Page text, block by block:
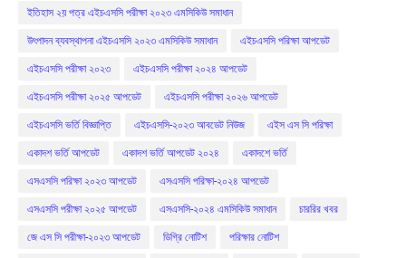
ইতিহাস ২য় পত্র এইচএসসি পরীক্ষা ২০২৩ এমসিকিউ সমাধান
উৎপাদন ব্যবস্থাপনা এইচএসসি ২০২৩ এমসিকিউ সমাধান এইচএসসি পরিক্ষা আপডেট
এইচএসসি পরীক্ষা ২০২৩ এইচএসসি পরীক্ষা ২০২৪ আপডেট
এইচএসসি পরীক্ষা ২০২৫ আপডেট এইচএসসি পরীক্ষা ২০২৬ আপডেট
এইচএসসি ভর্তি বিজ্ঞাপ্তি এইচএসসি-২০২৩ আবডেট নিউজ এইস এস সি পরিক্ষা
একাদশ ভর্তি আপডেট একাদশ ভর্তি আপডেট ২০২৪ একাদশে ভর্তি
এসএসসি পরিক্ষা ২০২৩ আপডেট এসএসসি পরিক্ষা-২০২৪ আপডেট
এসএসসি পরীক্ষা ২০২৫ আপডেট এসএসসি-২০২৪ এমসিকিউ সমাধান চাররির খবর
জে এস সি পরীক্ষা-২০২৩ আপডেট ডিগ্রি নোটিশ পরিক্ষার নোটিশ